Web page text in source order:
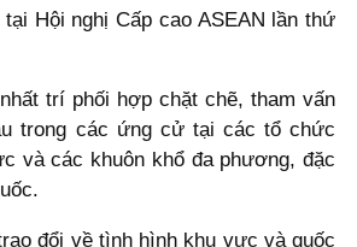
Hội nghị Cấp cao ASEAN lần thứ
trí phối hợp chặt chẽ, tham vấn
trong các ứng cử tại các tổ chức
và các khuôn khổ đa phương, đặc
đổi về tình hình khu vực và quốc